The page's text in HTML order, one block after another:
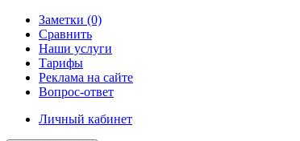
Заметки (0)
Сравнить
Наши услуги
Тарифы
Реклама на сайте
Вопрос-ответ
Личный кабинет